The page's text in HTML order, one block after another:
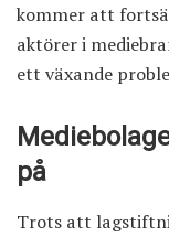
kommer att
aktörer i
ett växande
på
Trots att